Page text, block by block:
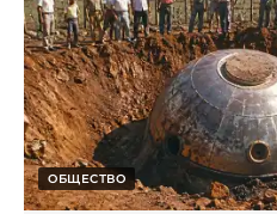
ОБЩЕСТВО